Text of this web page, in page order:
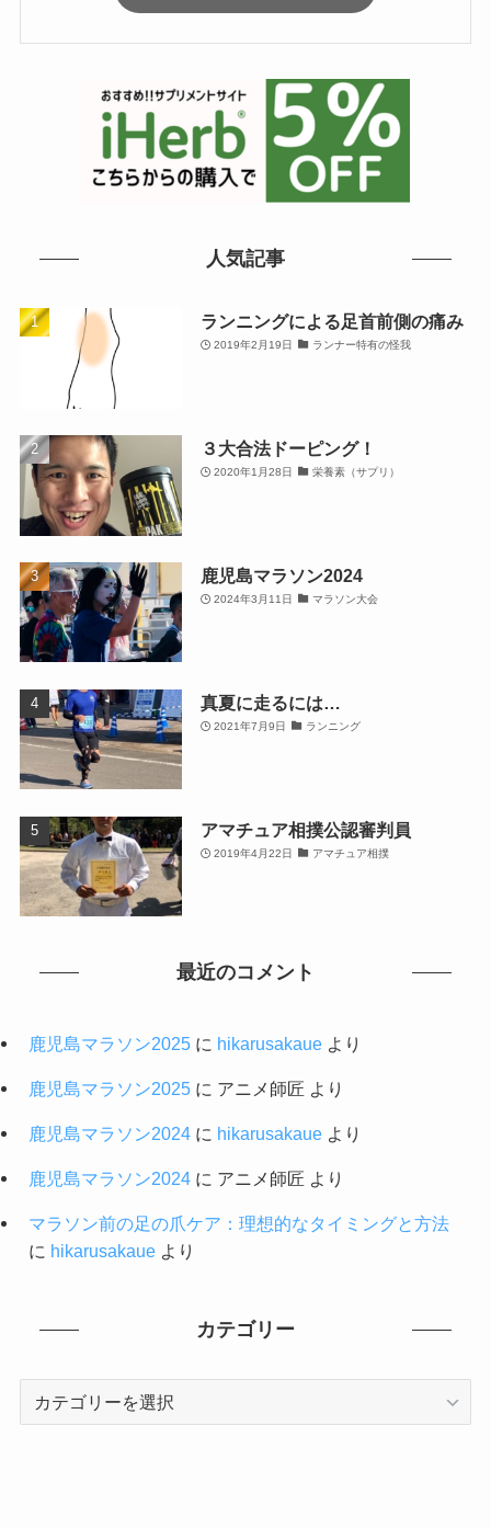
人気記事
ランニングによる足首前側の痛み
2019年2月19日 ランナー特有の怪我
３大合法ドーピング！
2020年1月28日 栄養素（サプリ）
鹿児島マラソン2024
2024年3月11日 マラソン大会
真夏に走るには…
2021年7月9日 ランニング
アマチュア相撲公認審判員
2019年4月22日 アマチュア相撲
最近のコメント
鹿児島マラソン2025に hikarusakaueより
鹿児島マラソン2025に アニメ師匠 より
鹿児島マラソン2024に hikarusakaueより
鹿児島マラソン2024に アニメ師匠 より
マラソン前の足の爪ケア：理想的なタイミングと方法
に hikarusakaueより
カテゴリー